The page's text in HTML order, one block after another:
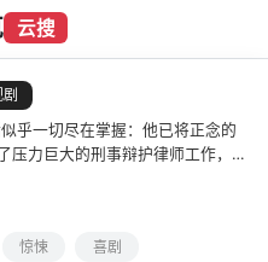
云搜
剧
乎一切尽在掌握：他已将正念的
压力巨大的刑事辩护律师工作，并
争吵时也更加理性，并且承担了一
家族的首领销声匿迹。然而，尽管
惊悚 喜剧